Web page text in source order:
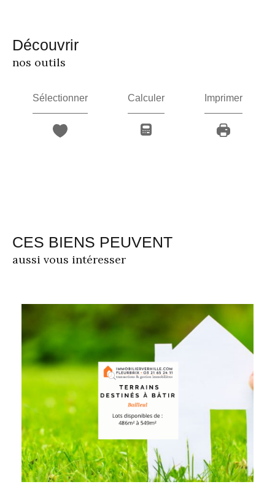
découvrir
nos outils
Sélectionner Calculer Imprimer
CES BIENS PEUVENT
aussi vous intéresser